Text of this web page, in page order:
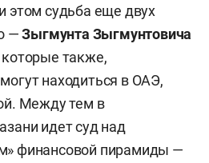
этом судьба еще двух
—Зыгмунта Зыгмунтовича
которые также,
находиться в ОАЭ,
Между тем в
идет суд над
финансовой пирамиды —